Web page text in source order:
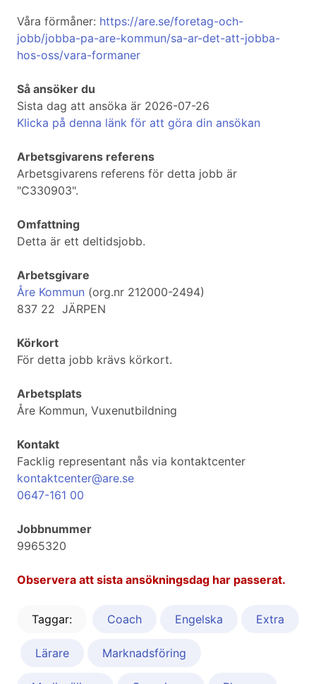
Våra förmåner: https://are.se/foretag-och-
jobb/jobba-pa-are-kommun/sa-ar-det-att-jobba-
hos-oss/vara-formaner
Så ansöker du
Sista dag att ansöka är 2026-07-26
Klicka på denna länk för att göra din ansökan
Arbetsgivarens referens
Arbetsgivarens referens för detta jobb är
"C330903".
Omfattning
Detta är ett deltidsjobb.
Arbetsgivare
Åre Kommun (org.nr 212000-2494)
837 22 JÄRPEN
Körkort
För detta jobb krävs körkort.
Arbetsplats
Åre Kommun, Vuxenutbildning
Kontakt
Facklig representant nås via kontaktcenter
kontaktcenter@are.se
0647-161 00
Jobbnummer
9965320
Observera att sista ansökningsdag har passerat.
Taggar: Coach Engelska Extra
Lärare Marknadsföring